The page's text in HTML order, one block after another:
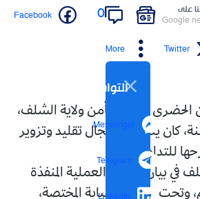
على
Google
0
Facebook
Twitter
More
التواصل الاجتماعي
Messenger
Telegram
التاسع بأمن ولاية الشلف،
يبلغ 49 سنة، كان ينشط في مجال تقليد وتزوير
للتداول.
في بيان له، بأن العملية المنفذة
إشراف النيابة المختصة،